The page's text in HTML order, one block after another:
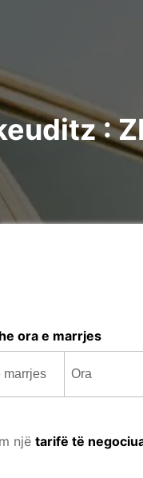
:
ora e marrjes
një tarifë të